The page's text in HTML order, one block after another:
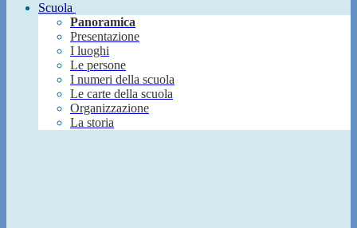
Scuola
Panoramica
Presentazione
I luoghi
Le persone
I numeri della scuola
Le carte della scuola
Organizzazione
La storia